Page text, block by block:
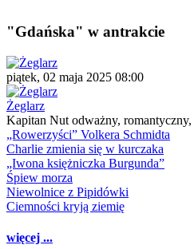
"Gdańska" w antrakcie
piątek, 02 maja 2025 08:00
Żeglarz
Kapitan Nut odważny, romantyczny,
„Rowerzyści” Volkera Schmidta
Charlie zmienia się w kurczaka
„Iwona księżniczka Burgunda”
Śpiew morza
Niewolnice z Pipidówki
Ciemności kryją ziemię
więcej ...